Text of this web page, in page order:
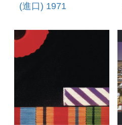
(進口) 1971